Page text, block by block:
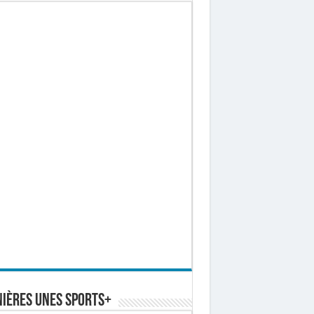
Unes Sports+